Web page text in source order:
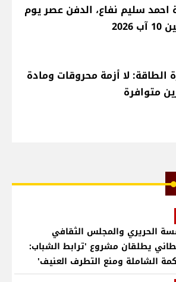
احمد سليم نفاع، الدفن عصر يوم
2026
الطاقة: لا أزمة محروقات ومادة
متوافرة
الحريري والمجلس الثقافي
يطلقان مشروع 'ترابط الشباب:
الشاملة ومنع التطرف العنيف'